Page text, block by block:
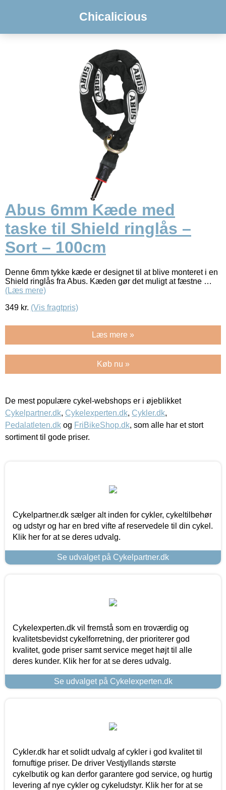
Chicalicious
Abus 6mm Kæde med
taske til Shield ringlås –
Sort – 100cm
Denne 6mm tykke kæde er designet til at blive monteret i en
Shield ringlås fra Abus. Kæden gør det muligt at fæstne …
(Læs mere)
349 kr. (Vis fragtpris)
Læs mere »
Køb nu »
De mest populære cykel-webshops er i øjeblikket
Cykelpartner.dk, Cykelexperten.dk, Cykler.dk,
Pedalatleten.dk og FriBikeShop.dk, som alle har et stort
sortiment til gode priser.
Cykelpartner.dk sælger alt inden for cykler, cykeltilbehør
og udstyr og har en bred vifte af reservedele til din cykel.
Klik her for at se deres udvalg.
Se udvalget på Cykelpartner.dk
Cykelexperten.dk vil fremstå som en troværdig og
kvalitetsbevidst cykelforretning, der prioriterer god
kvalitet, gode priser samt service meget højt til alle
deres kunder. Klik her for at se deres udvalg.
Se udvalget på Cykelexperten.dk
Cykler.dk har et solidt udvalg af cykler i god kvalitet til
fornuftige priser. De driver Vestjyllands største
cykelbutik og kan derfor garantere god service, og hurtig
levering af nye cykler og cykeludstyr. Klik her for at se